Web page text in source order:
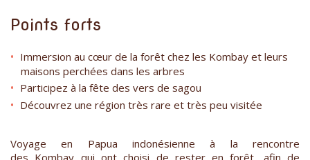
Points forts
Immersion au cœur de la forêt chez les Kombay et leurs
maisons perchées dans les arbres
Participez à la fête des vers de sagou
Découvrez une région très rare et très peu visitée
Voyage en Papua indonésienne à la rencontre
des Kombay qui ont choisi de rester en forêt, afin de